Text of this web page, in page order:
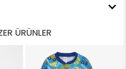
ÜRÜNLER